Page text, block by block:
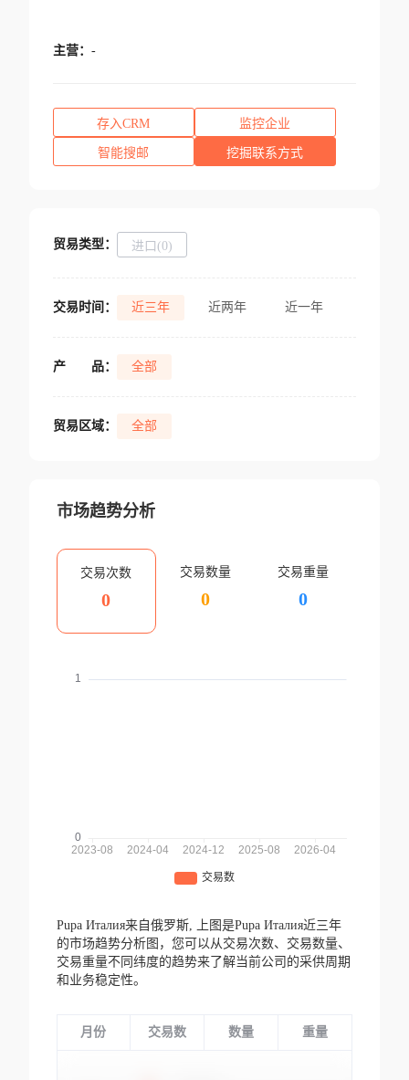
主营： -
存入CRM 监控企业
智能搜邮 挖掘联系方式
贸易类型： 进口(0)
交易时间： 近三年 近两年 近一年
产 品： 全部
贸易区域： 全部
市场趋势分析
交易次数
0
交易数量
0
交易重量
0
Pupa Италия来自俄罗斯,
上图是Pupa Италия近三年
的市场趋势分析图，您可以从交易次数、交易数量、
交易重量不同纬度的趋势来了解当前公司的采供周期
和业务稳定性。
月份 交易数 数量 重量